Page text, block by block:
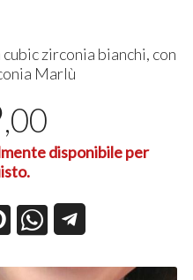
zirconia bianchi, con
Marlù
,00
disponibile per